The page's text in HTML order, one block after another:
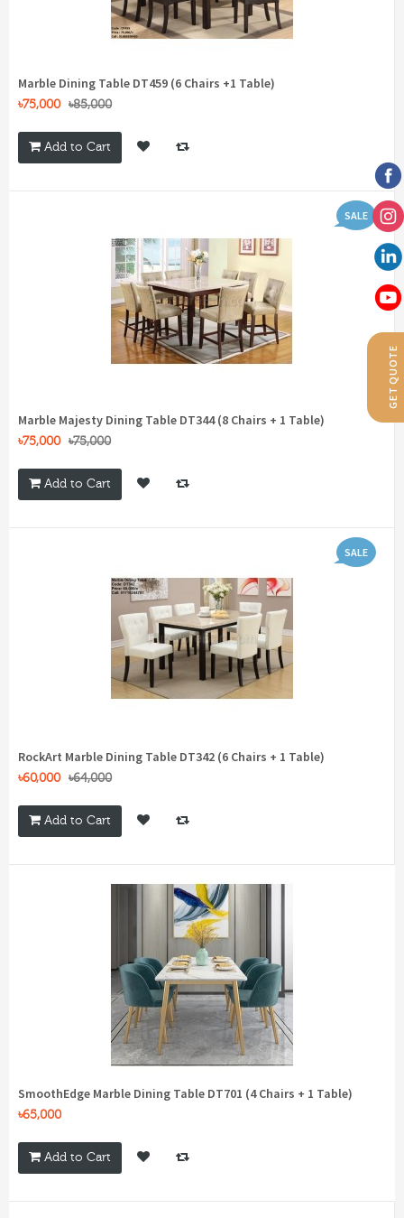
Marble Dining Table DT459 (6 Chairs +1 Table)
৳75,000 ৳85,000
Add to Cart
SALE
Marble Majesty Dining Table DT344 (8 Chairs + 1 Table)
৳75,000 ৳75,000
Add to Cart
SALE
RockArt Marble Dining Table DT342 (6 Chairs + 1 Table)
৳60,000 ৳64,000
Add to Cart
SmoothEdge Marble Dining Table DT701 (4 Chairs + 1 Table)
৳65,000
Add to Cart
GET QUOTE